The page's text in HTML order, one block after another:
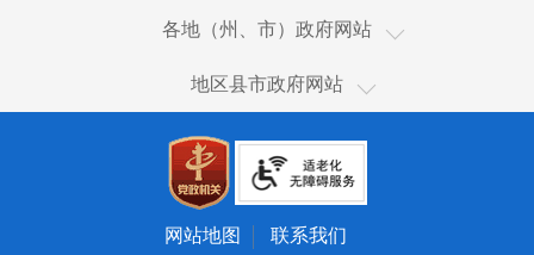
国家广播电视总局
海关总署
国务院国有资产监督管理委员会
澳门
台湾
天津
北京
宁夏
各地（州、市）政府网站
乌鲁木齐市
塔城地区
阿勒泰地区
博尔塔拉蒙古自治州
昌吉回族自治州
吐鲁番市
地区县市政府网站
和田市
和田县
皮山县
墨玉县
洛浦县
网站地图
联系我们